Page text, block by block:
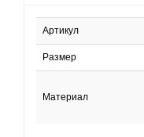
Артикул
Размер
Материал